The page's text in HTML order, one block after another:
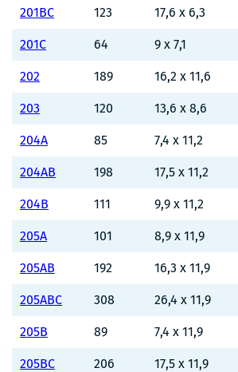
201BC 123 17,6 x 6,3
201C 64 9 x 7,1
202 189 16,2 x 11,6
203 120 13,6 x 8,6
204A 85 7,4 x 11,2
204AB 198 17,5 x 11,2
204B 111 9,9 x 11,2
205A 101 8,9 x 11,9
205AB 192 16,3 x 11,9
205ABC 308 26,4 x 11,9
205B 89 7,4 x 11,9
205BC 206 17,5 x 11,9